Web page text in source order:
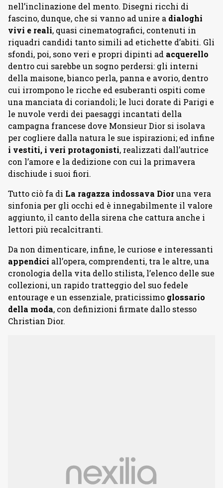
nell’inclinazione del mento. Disegni ricchi di
fascino, dunque, che si vanno ad unire a dialoghi
vivi e reali, quasi cinematografici, contenuti in
riquadri candidi tanto simili ad etichette d’abiti. Gli
sfondi, poi, sono veri e propri dipinti ad acquerello
dentro cui sarebbe un sogno perdersi: gli interni
della maisone, bianco perla, panna e avorio, dentro
cui irrompono le ricche ed esuberanti ospiti come
una manciata di coriandoli; le luci dorate di Parigi e
le nuvole verdi dei paesaggi incantati della
campagna francese dove Monsieur Dior si isolava
per cogliere dalla natura le sue ispirazioni; ed infine
i vestiti, i veri protagonisti, realizzati dall’autrice
con l’amore e la dedizione con cui la primavera
dischiude i suoi fiori.
Tutto ciò fa di La ragazza indossava Dioruna vera
sinfonia per gli occhi ed è innegabilmente il valore
aggiunto, il canto della sirena che cattura anche i
lettori più recalcitranti.
Da non dimenticare, infine, le curiose e interessanti
appendici all’opera, comprendenti, tra le altre, una
cronologia della vita dello stilista, l’elenco delle sue
collezioni, un rapido tratteggio del suo fedele
entourage e un essenziale, praticissimo glossario
della moda, con definizioni firmate dallo stesso
Christian Dior.